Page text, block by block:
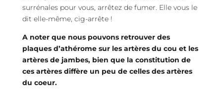
surrénales pour vous, arrêtez de fumer. Elle vous le
dit elle-même, cig-arrête !
A noter que nous pouvons retrouver des
plaques d’athérome sur les artères du cou et les
artères de jambes, bien que la constitution de
ces artères diffère un peu de celles des artères
du coeur.